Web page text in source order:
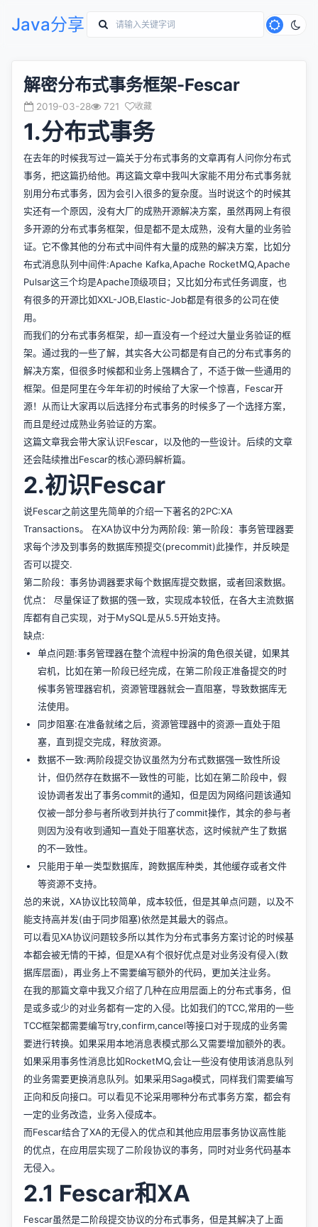
Java分享
解密分布式事务框架-Fescar
2019-03-28 721 收藏
1.分布式事务
在去年的时候我写过一篇关于分布式事务的文章再有人问你分布式
事务，把这篇扔给他。再这篇文章中我叫大家能不用分布式事务就
别用分布式事务，因为会引入很多的复杂度。当时说这个的时候其
实还有一个原因，没有大厂的成熟开源解决方案，虽然再网上有很
多开源的分布式事务框架，但是都不是太成熟，没有大量的业务验
证。它不像其他的分布式中间件有大量的成熟的解决方案，比如分
布式消息队列中间件:Apache Kafka,Apache RocketMQ,Apache
Pulsar这三个均是Apache顶级项目；又比如分布式任务调度，也
有很多的开源比如XXL-JOB,Elastic-Job都是有很多的公司在使
用。
而我们的分布式事务框架，却一直没有一个经过大量业务验证的框
架。通过我的一些了解，其实各大公司都是有自己的分布式事务的
解决方案，但很多时候都和业务上强耦合了，不适于做一些通用的
框架。但是阿里在今年年初的时候给了大家一个惊喜，Fescar开
源！从而让大家再以后选择分布式事务的时候多了一个选择方案，
而且是经过成熟业务验证的方案。
这篇文章我会带大家认识Fescar，以及他的一些设计。后续的文章
还会陆续推出Fescar的核心源码解析篇。
2.初识Fescar
说Fescar之前这里先简单的介绍一下著名的2PC:XA
Transactions。 在XA协议中分为两阶段: 第一阶段：事务管理器要
求每个涉及到事务的数据库预提交(precommit)此操作，并反映是
否可以提交.
第二阶段：事务协调器要求每个数据库提交数据，或者回滚数据。
优点： 尽量保证了数据的强一致，实现成本较低，在各大主流数据
库都有自己实现，对于MySQL是从5.5开始支持。
缺点:
单点问题:事务管理器在整个流程中扮演的角色很关键，如果其
宕机，比如在第一阶段已经完成，在第二阶段正准备提交的时
候事务管理器宕机，资源管理器就会一直阻塞，导致数据库无
法使用。
同步阻塞:在准备就绪之后，资源管理器中的资源一直处于阻
塞，直到提交完成，释放资源。
数据不一致:两阶段提交协议虽然为分布式数据强一致性所设
计，但仍然存在数据不一致性的可能，比如在第二阶段中，假
设协调者发出了事务commit的通知，但是因为网络问题该通知
仅被一部分参与者所收到并执行了commit操作，其余的参与者
则因为没有收到通知一直处于阻塞状态，这时候就产生了数据
的不一致性。
只能用于单一类型数据库，跨数据库种类，其他缓存或者文件
等资源不支持。
总的来说，XA协议比较简单，成本较低，但是其单点问题，以及不
能支持高并发(由于同步阻塞)依然是其最大的弱点。
可以看见XA协议问题较多所以其作为分布式事务方案讨论的时候基
本都会被无情的干掉，但是XA有个很好优点是对业务没有侵入(数
据库层面)，再业务上不需要编写额外的代码，更加关注业务。
在我的那篇文章中我又介绍了几种在应用层面上的分布式事务，但
是或多或少的对业务都有一定的入侵。比如我们的TCC,常用的一些
TCC框架都需要编写try,confirm,cancel等接口对于现成的业务需
要进行转换。如果采用本地消息表模式那么又需要增加额外的表。
如果采用事务性消息比如RocketMQ,会让一些没有使用该消息队列
的业务需要更换消息队列。如果采用Saga模式，同样我们需要编写
正向和反向接口。可以看见不论采用哪种分布式事务方案，都会有
一定的业务改造，业务入侵成本。
而Fescar结合了XA的无侵入的优点和其他应用层事务协议高性能
的优点，在应用层实现了二阶段协议的事务，同时对业务代码基本
无侵入。
2.1 Fescar和XA
Fescar虽然是二阶段提交协议的分布式事务，但是其解决了上面